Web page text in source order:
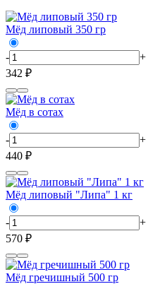
Мёд липовый 350 гр
-
+
342 ₽
Мёд в сотах
-
+
440 ₽
Мёд липовый "Липа" 1 кг
-
+
570 ₽
Мёд гречишный 500 гр